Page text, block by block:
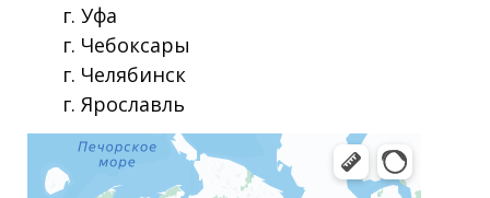
г. Уфа
г. Чебоксары
г. Челябинск
г. Ярославль